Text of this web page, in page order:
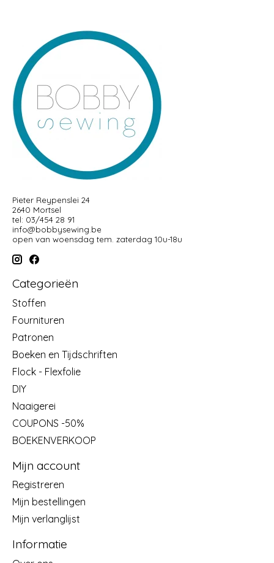
Pieter Reypenslei 24
2640 Mortsel
tel: 03/454 28 91
info@bobbysewing.be
open van woensdag tem. zaterdag 10u-18u
Categorieën
Stoffen
Fournituren
Patronen
Boeken en Tijdschriften
Flock - Flexfolie
DIY
Naaigerei
COUPONS -50%
BOEKENVERKOOP
Mijn account
Registreren
Mijn bestellingen
Mijn verlanglijst
Informatie